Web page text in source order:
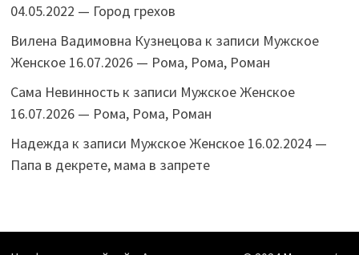
04.05.2022 — Город грехов
Вилена Вадимовна Кузнецова к записи Мужское
Женское 16.07.2026 — Рома, Рома, Роман
Сама Невинностьк записи Мужское Женское
16.07.2026 — Рома, Рома, Роман
Надежда к записи Мужское Женское 16.02.2024 —
Папа в декрете, мама в запрете